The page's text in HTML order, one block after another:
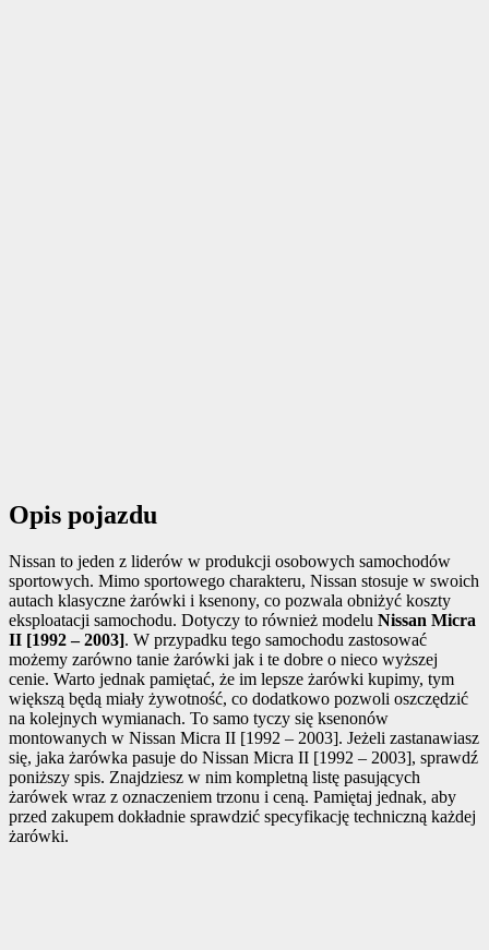
Opis pojazdu
Nissan to jeden z liderów w produkcji osobowych samochodów
sportowych. Mimo sportowego charakteru, Nissan stosuje w swoich
autach klasyczne żarówki i ksenony, co pozwala obniżyć koszty
eksploatacji samochodu. Dotyczy to również modelu Nissan Micra
II [1992 – 2003]. W przypadku tego samochodu zastosować
możemy zarówno tanie żarówki jak i te dobre o nieco wyższej
cenie. Warto jednak pamiętać, że im lepsze żarówki kupimy, tym
większą będą miały żywotność, co dodatkowo pozwoli oszczędzić
na kolejnych wymianach. To samo tyczy się ksenonów
montowanych w Nissan Micra II [1992 – 2003]. Jeżeli zastanawiasz
się, jaka żarówka pasuje do Nissan Micra II [1992 – 2003], sprawdź
poniższy spis. Znajdziesz w nim kompletną listę pasujących
żarówek wraz z oznaczeniem trzonu i ceną. Pamiętaj jednak, aby
przed zakupem dokładnie sprawdzić specyfikację techniczną każdej
żarówki.